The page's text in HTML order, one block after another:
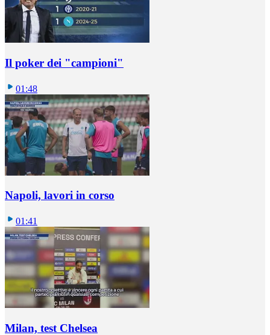
Il poker dei "campioni"
01:48
Napoli, lavori in corso
01:41
Milan, test Chelsea